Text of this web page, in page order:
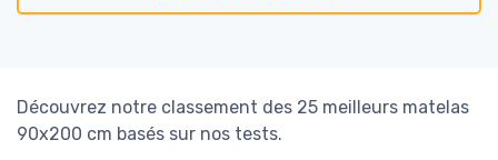
Découvrez notre classement des 25 meilleurs matelas
90x200 cm basés sur nos tests.